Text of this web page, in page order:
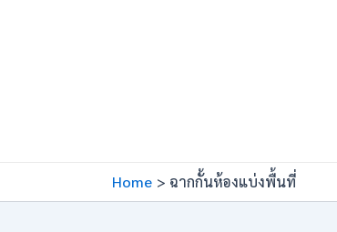
Home ฉากกั้นห้องแบ่งพื้นที่